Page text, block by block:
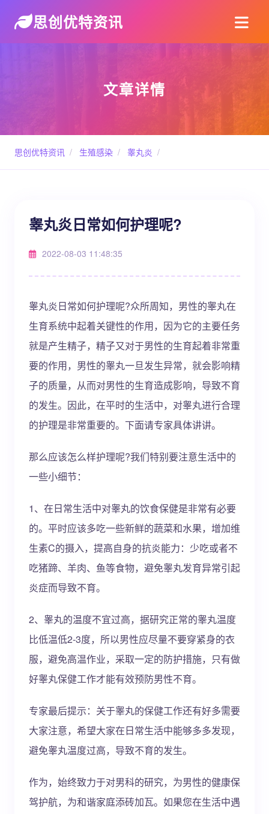
思创优特资讯
文章详情
思创优特资讯 / 生殖感染 / 睾丸炎 /
睾丸炎日常如何护理呢?
2022-08-03 11:48:35
睾丸炎日常如何护理呢?众所周知，男性的睾丸在
生育系统中起着关键性的作用，因为它的主要任务
就是产生精子，精子又对于男性的生育起着非常重
要的作用，男性的睾丸一旦发生异常，就会影响精
子的质量，从而对男性的生育造成影响，导致不育
的发生。因此，在平时的生活中，对睾丸进行合理
的护理是非常重要的。下面请专家具体讲讲。
那么应该怎么样护理呢?我们特别要注意生活中的
一些小细节：
1、在日常生活中对睾丸的饮食保健是非常有必要
的。平时应该多吃一些新鲜的蔬菜和水果，增加维
生素C的摄入，提高自身的抗炎能力：少吃或者不
吃猪蹄、羊肉、鱼等食物，避免睾丸发育异常引起
炎症而导致不育。
2、睾丸的温度不宜过高，据研究正常的睾丸温度
比低温低2-3度，所以男性应尽量不要穿紧身的衣
服，避免高温作业，采取一定的防护措施，只有做
好睾丸保健工作才能有效预防男性不育。
专家最后提示：关于睾丸的保健工作还有好多需要
大家注意，希望大家在日常生活中能够多多发现，
避免睾丸温度过高，导致不育的发生。
作为，始终致力于对男科的研究，为男性的健康保
驾护航，为和谐家庭添砖加瓦。如果您在生活中遇